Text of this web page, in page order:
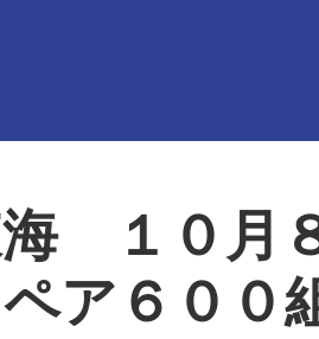
海 １０月
ア６００